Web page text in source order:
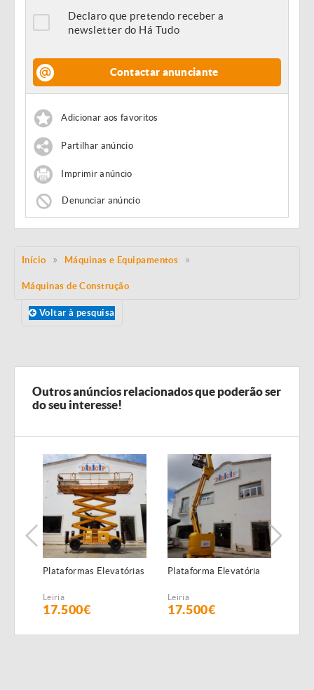
Declaro que pretendo receber a
newsletter do Há Tudo
Contactar anunciante
Adicionar aos favoritos
Partilhar anúncio
Imprimir anúncio
Denunciar anúncio
Início Máquinas e Equipamentos
Máquinas de Construção
Voltar à pesquisa
Outros anúncios relacionados que poderão ser
do seu interesse!
Plataformas Elevatórias
Leiria
17.500€
Plataforma Elevatória
Leiria
17.500€